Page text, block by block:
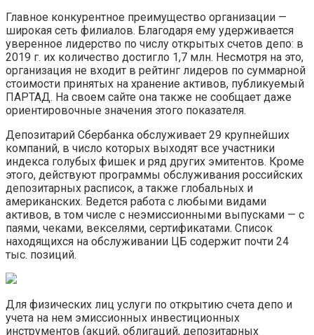
Главное конкурентное преимущество организации —
широкая сеть филиалов. Благодаря ему удерживается
уверенное лидерство по числу открытых счетов депо: в
2019 г. их количество достигло 1,7 млн. Несмотря на это,
организация не входит в рейтинг лидеров по суммарной
стоимости принятых на хранение активов, публикуемый
ПАРТАД. На своем сайте она также не сообщает даже
ориентировочные значения этого показателя.
Депозитарий Сбербанка обслуживает 29 крупнейших
компаний, в число которых выходят все участники
индекса голубых фишек и ряд других эмитентов. Кроме
этого, действуют программы обслуживания российских
депозитарных расписок, а также глобальных и
американских. Ведется работа с любыми видами
активов, в том числе с неэмиссионными выпусками — с
паями, чеками, векселями, сертификатами. Список
находящихся на обслуживании ЦБ содержит почти 24
тыс. позиций.
Для физических лиц услуги по открытию счета депо и
учета на нем эмиссионных инвестиционных
инструментов (акций, облигаций, депозитарных